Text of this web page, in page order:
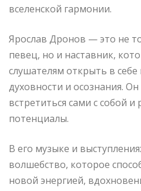
вселенской гармонии.
Ярослав Дронов — это не
певец, но и наставник,
слушателям открыть в
духовности и осознания.
встретиться сами с собой
потенциалы.
В его музыке и
волшебство, которое
новой энергией,